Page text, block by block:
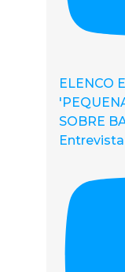
ELENCO
SOBRE
Entrevista